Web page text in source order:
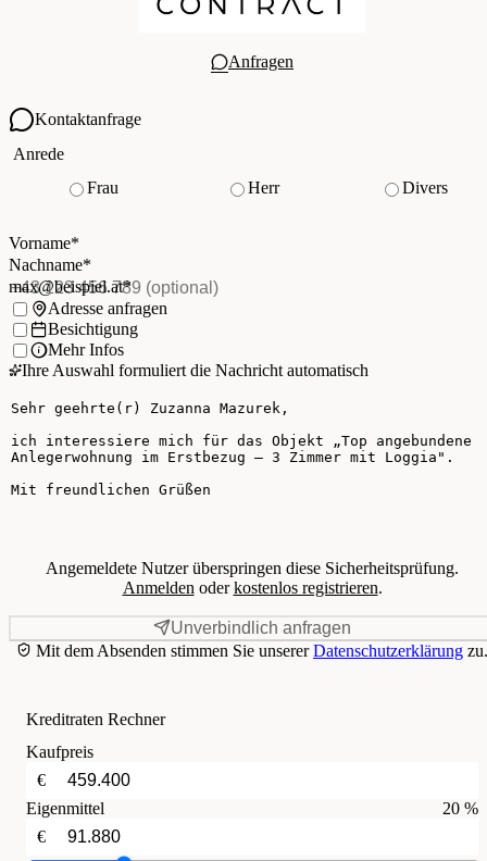
Anfragen
Kontaktanfrage
Ihre Kontaktdaten
Anrede
Frau
Herr
Divers
Vorname*
Nachname
Nachname*
E-Mail*(Pflichtfeld)
max@beispiel.at*
Telefon(optional)
Ich möchte:Adresse anfragen
Besichtigung
Mehr Infos
Ihre Auswahl formuliert die Nachricht automatisch
Ihre Nachricht
Angemeldete Nutzer überspringen diese Sicherheitsprüfung.
Anmelden oderkostenlos registrieren.
Unverbindlich anfragen
Mit dem Absenden stimmen Sie unsererDatenschutzerklärung zu.
Kreditraten Rechner
Kaufpreis
€
Eigenmittel
20 %
€